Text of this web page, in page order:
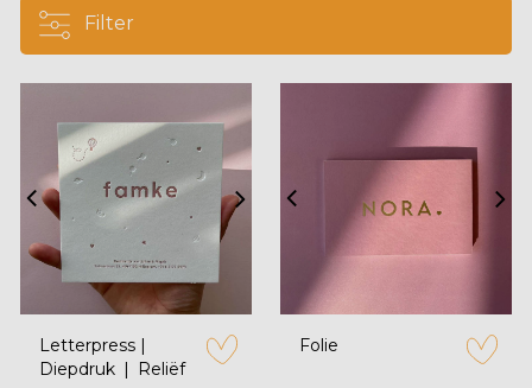
Filter
Letterpress |
Diepdruk
Reliëf zet op verlanglijstje
Folie
zet op